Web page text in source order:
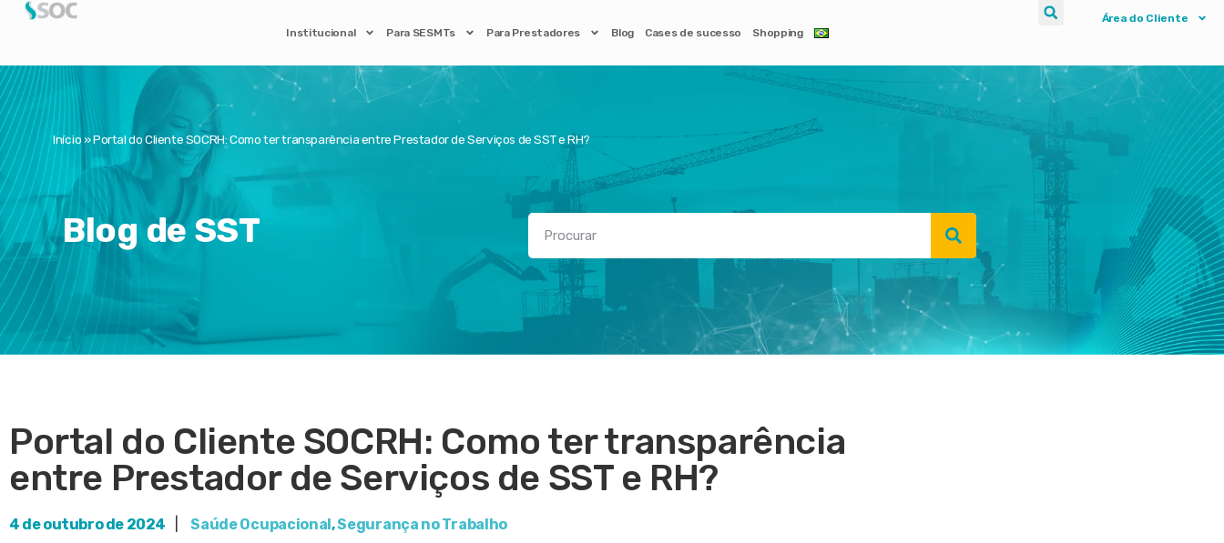
Institucional Para SESMTs Para Prestadores Blog Cases de sucesso Shopping
Área do Cliente
Início»Portal do Cliente SOCRH: Como ter transparência entre Prestador de Serviços de SST e RH?
Blog de SST
Portal do Cliente SOCRH: Como ter transparência
entre Prestador de Serviços de SST e RH?
4 de outubro de 2024 Saúde Ocupacional,Segurança no Trabalho